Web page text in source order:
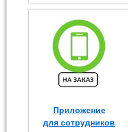
Приложение
для сотрудников